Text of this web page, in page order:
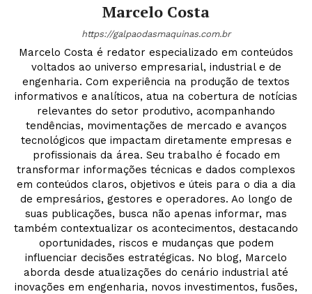
Marcelo Costa
https://galpaodasmaquinas.com.br
Marcelo Costa é redator especializado em conteúdos
voltados ao universo empresarial, industrial e de
engenharia. Com experiência na produção de textos
informativos e analíticos, atua na cobertura de notícias
relevantes do setor produtivo, acompanhando
tendências, movimentações de mercado e avanços
tecnológicos que impactam diretamente empresas e
profissionais da área. Seu trabalho é focado em
transformar informações técnicas e dados complexos
em conteúdos claros, objetivos e úteis para o dia a dia
de empresários, gestores e operadores. Ao longo de
suas publicações, busca não apenas informar, mas
também contextualizar os acontecimentos, destacando
oportunidades, riscos e mudanças que podem
influenciar decisões estratégicas. No blog, Marcelo
aborda desde atualizações do cenário industrial até
inovações em engenharia, novos investimentos, fusões,